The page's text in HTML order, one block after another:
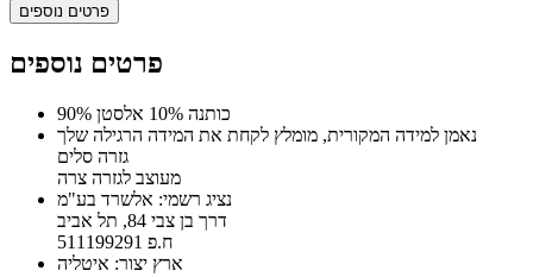
פרטים נוספים
פרטים נוספים
90% כותנה 10% אלסטן
נאמן למידה המקורית, מומלץ לקחת את המידה הרגילה שלך
גזרה סלים
מעוצב לגזרה צרה
נציג רשמי: אלשרד בע"מ
דרך בן צבי 84, תל אביב
ח.פ 511199291
ארץ יצור: איטליה